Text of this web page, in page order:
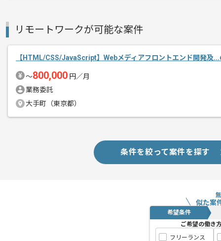
エージェントからのコ
大規模サービス開発経験を積んだ優秀
基本的には一部リモートでの作業を想定
ReactやVueを用いた開発経験を活かし
おすすめの案件となっております。
リモートワークが可能な案件
【HTML/CSS/JavaScript】Webメディアフロントエンド開発及
〜800,000 円／月
業務委託
大手町（東京都）
条件を絞って案件を探す
似た案
希望条件
ご希望の働き
フリーランス